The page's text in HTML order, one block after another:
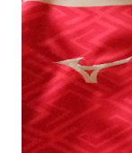
に着いた瞬間に我
サポーターがいた
ご家族の方が多
かった。 身内以外
い面もあるだろう
る。セレッソ大阪